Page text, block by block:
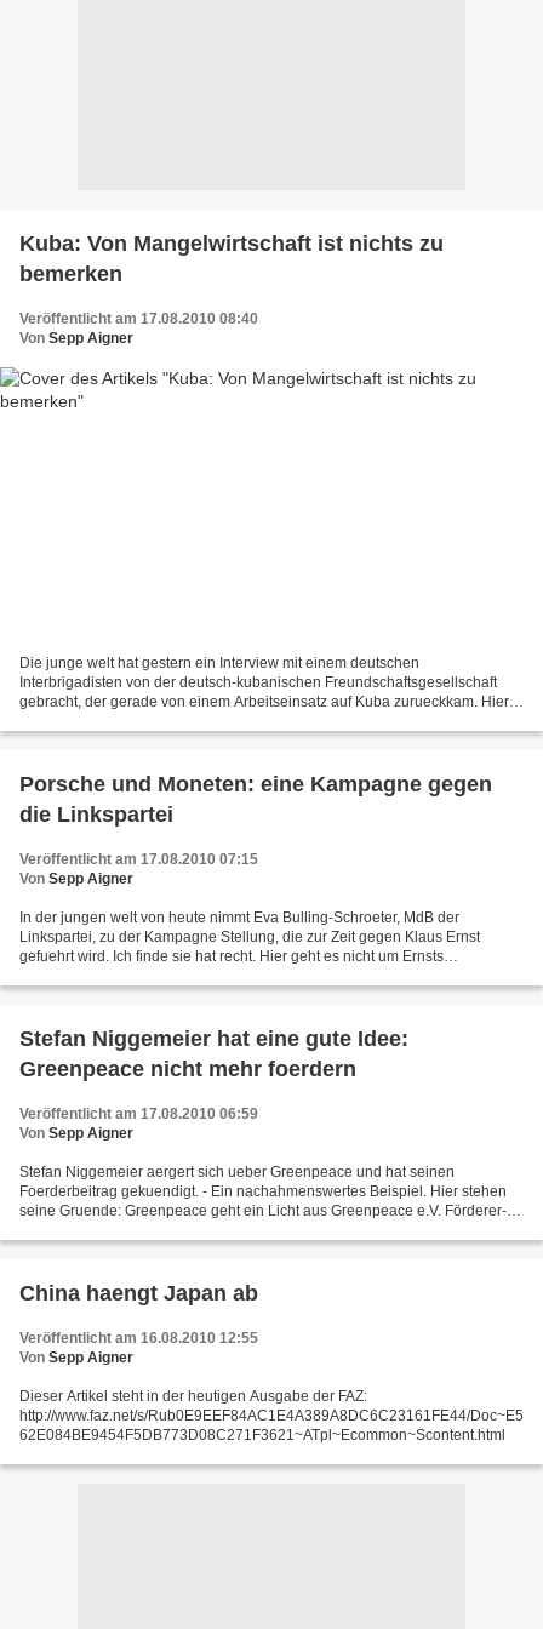
Kuba: Von Mangelwirtschaft ist nichts zu
bemerken
Veröffentlicht am 17.08.2010 08:40
Von Sepp Aigner
Die junge welt hat gestern ein Interview mit einem deutschen
Interbrigadisten von der deutsch-kubanischen Freundschaftsgesellschaft
gebracht, der gerade von einem Arbeitseinsatz auf Kuba zurueckkam. Hier
Porsche und Moneten: eine Kampagne gegen
die Linkspartei
Veröffentlicht am 17.08.2010 07:15
Von Sepp Aigner
In der jungen welt von heute nimmt Eva Bulling-Schroeter, MdB der
Linkspartei, zu der Kampagne Stellung, die zur Zeit gegen Klaus Ernst
gefuehrt wird. Ich finde sie hat recht. Hier geht es nicht um Ernsts
Stefan Niggemeier hat eine gute Idee:
Greenpeace nicht mehr foerdern
Veröffentlicht am 17.08.2010 06:59
Von Sepp Aigner
Stefan Niggemeier aergert sich ueber Greenpeace und hat seinen
Foerderbeitrag gekuendigt. - Ein nachahmenswertes Beispiel. Hier stehen
seine Gruende: Greenpeace geht ein Licht aus Greenpeace e.V. Förderer-
China haengt Japan ab
Veröffentlicht am 16.08.2010 12:55
Von Sepp Aigner
Dieser Artikel steht in der heutigen Ausgabe der FAZ:
http://www.faz.net/s/Rub0E9EEF84AC1E4A389A8DC6C23161FE44/Doc~E5
62E084BE9454F5DB773D08C271F3621~ATpl~Ecommon~Scontent.html